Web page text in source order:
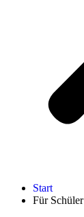
Start
Für Schüler